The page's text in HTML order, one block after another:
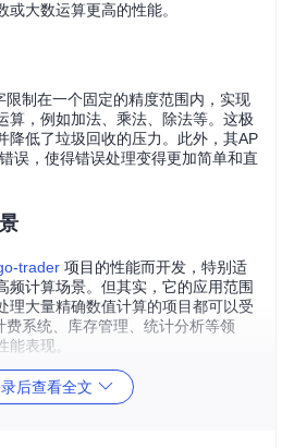
大数运算更高的性能。
限制在一个固定的精度范围内，实现
算，例如加法、乘法、除法等。这极
降低了垃圾回收的压力。此外，其AP
误，使得错误处理变得更加简单和直
trader 项目的性能而开发，特别适
频计算场景。但其实，它的应用范围
理大量精确数值计算的项目都可以受
系统、库存管理、统计分析等领
表现。
后查看全文